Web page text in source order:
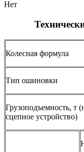
Нет
Колесная формула
Тип ошиновки
Грузоподъемность, т
сцепное устройство)